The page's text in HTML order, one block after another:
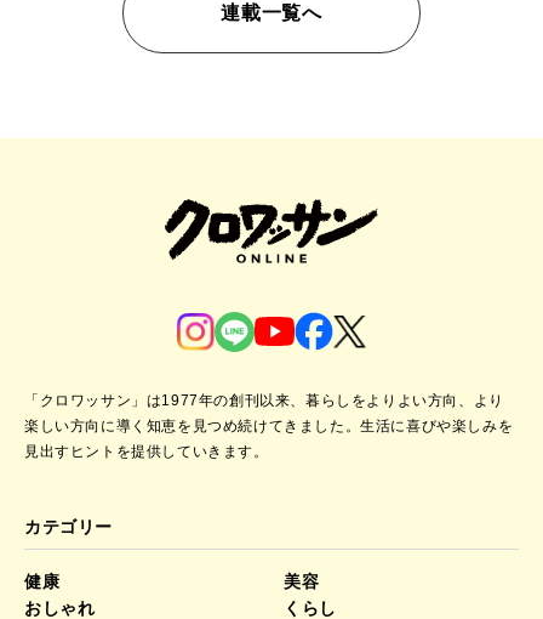
連載一覧へ
「クロワッサン」は1977年の創刊以来、暮らしをよりよい方向、より
楽しい方向に導く知恵を見つめ続けてきました。生活に喜びや楽しみを
見出すヒントを提供していきます。
カテゴリー
健康
美容
おしゃれ
くらし